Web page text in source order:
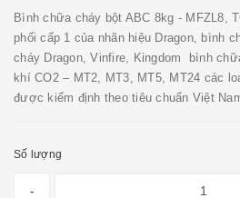
Bình chữa cháy bột ABC 8kg - MFZL8,
phối cấp 1 của nhãn hiệu Dragon, bình
cháy Dragon, Vinfire, Kingdom bình
khí CO2 – MT2, MT3, MT5, MT24 các
được kiểm định theo tiêu chuẩn Việt
Số lượng
-